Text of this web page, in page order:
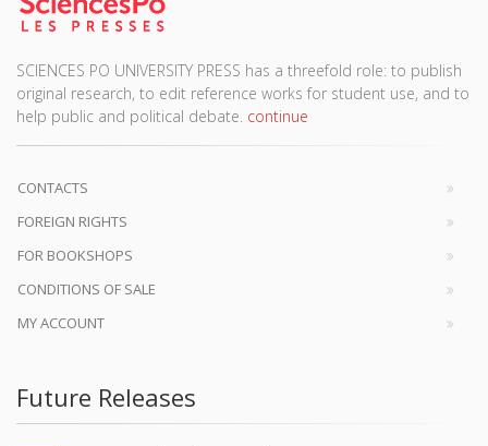
SCIENCES PO UNIVERSITY PRESS has a threefold role: to publish
original research, to edit reference works for student use, and to
help public and political debate. continue
CONTACTS
FOREIGN RIGHTS
FOR BOOKSHOPS
CONDITIONS OF SALE
MY ACCOUNT
Future Releases